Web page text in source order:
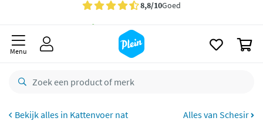
Gratisbezorging vanaf 35,- *
Bestelling uiterlijkzaterdag
retourneren
Menu
Kattenvoer nat Alles van Schesir